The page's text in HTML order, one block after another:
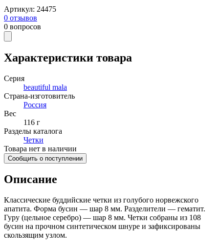
Артикул: 24475
0 отзывов
0 вопросов
Характеристики товара
Серия
beautiful mala
Страна-изготовитель
Россия
Вес
116 г
Разделы каталога
Четки
Товара нет в наличии
Сообщить о поступлении
Описание
Классические буддийские четки из голубого норвежского
апатита. Форма бусин — шар 8 мм. Разделители — гематит.
Гуру (цельное серебро) — шар 8 мм. Четки собраны из 108
бусин на прочном синтетическом шнуре и зафиксированы
скользящим узлом.